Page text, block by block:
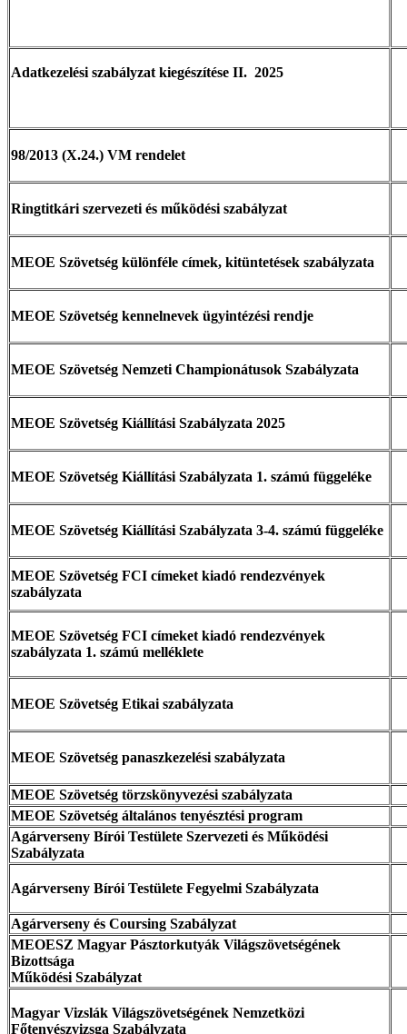
Adatkezelési szabályzat kiegészítése II. 2025
98/2013 (X.24.) VM rendelet
Ringtitkári szervezeti és működési szabályzat
MEOE Szövetség különféle címek, kitüntetések szabályzata
MEOE Szövetség kennelnevek ügyintézési rendje
MEOE Szövetség Nemzeti Championátusok Szabályzata
MEOE Szövetség Kiállítási Szabályzata 2025
MEOE Szövetség Kiállítási Szabályzata 1. számú függeléke
MEOE Szövetség Kiállítási Szabályzata 3-4. számú függeléke
MEOE Szövetség FCI címeket kiadó rendezvények
szabályzata
MEOE Szövetség FCI címeket kiadó rendezvények
szabályzata 1. számú melléklete
MEOE Szövetség Etikai szabályzata
MEOE Szövetség panaszkezelési szabályzata
MEOE Szövetség törzskönyvezési szabályzata
MEOE Szövetség általános tenyésztési program
Agárverseny Bírói Testülete Szervezeti és Működési
Szabályzata
Agárverseny Bírói Testülete Fegyelmi Szabályzata
Agárverseny és Coursing Szabályzat
MEOESZ Magyar Pásztorkutyák Világszövetségének
Bizottsága
Működési Szabályzat
Magyar Vizslák Világszövetségének Nemzetközi
Főtenyészvizsga Szabályzata